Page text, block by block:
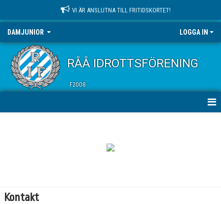
VI ÄR ANSLUTNA TILL FRITIDSKORTET!
DAMJUNIOR LOGGA IN
RÅÅ IDROTTSFÖRENING
F2008
Kontakt